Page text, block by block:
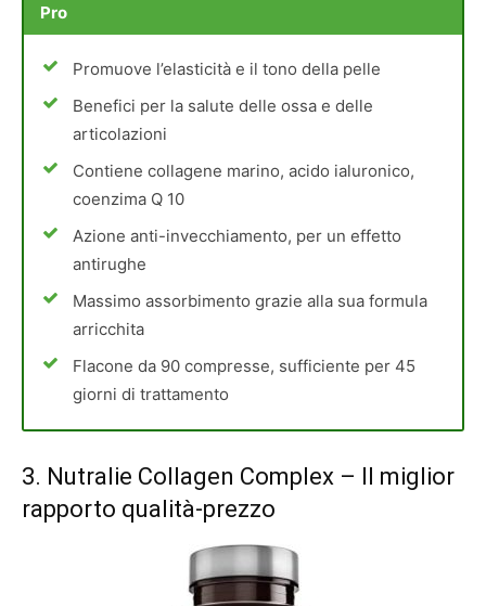
Pro
Promuove l’elasticità e il tono della pelle
Benefici per la salute delle ossa e delle
articolazioni
Contiene collagene marino, acido ialuronico,
coenzima Q 10
Azione anti-invecchiamento, per un effetto
antirughe
Massimo assorbimento grazie alla sua formula
arricchita
Flacone da 90 compresse, sufficiente per 45
giorni di trattamento
3. Nutralie Collagen Complex – Il miglior
rapporto qualità-prezzo